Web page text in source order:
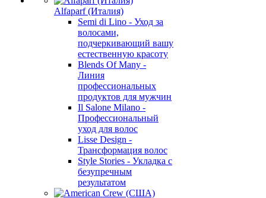
Alfaparf (Италия)
Semi di Lino - Уход за
волосами,
подчеркивающий вашу
естественную красоту
Blends Of Many -
Линия
профессиональных
продуктов для мужчин
Il Salone Milano -
Профессиональный
уход для волос
Lisse Design -
Трансформация волос
Style Stories - Укладка с
безупречным
результатом